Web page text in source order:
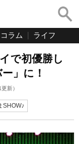
コラム ライフ
で初優勝し
」に！
更新）
SHOW♪